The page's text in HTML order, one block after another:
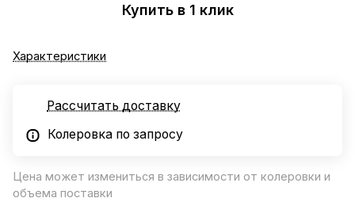
Купить в 1 клик
Характеристики
Рассчитать доставку
Колеровка по запросу
Цена может измениться в зависимости от колеровки и
объема поставки